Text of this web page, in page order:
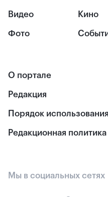
Видео
Фото
Кино
О портале
Редакция
Порядок
Редакционная политика
Мы в социальных сетях